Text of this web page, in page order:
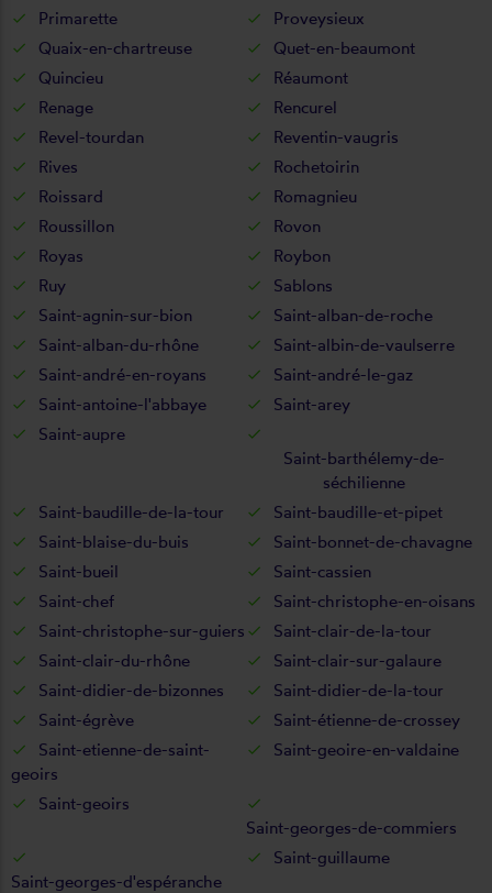
Primarette
Proveysieux
Quaix-en-chartreuse
Quet-en-beaumont
Quincieu
Réaumont
Renage
Rencurel
Revel-tourdan
Reventin-vaugris
Rives
Rochetoirin
Roissard
Romagnieu
Roussillon
Rovon
Royas
Roybon
Ruy
Sablons
Saint-agnin-sur-bion
Saint-alban-de-roche
Saint-alban-du-rhône
Saint-albin-de-vaulserre
Saint-andré-en-royans
Saint-andré-le-gaz
Saint-antoine-l'abbaye
Saint-arey
Saint-aupre
Saint-barthélemy-de-
séchilienne
Saint-baudille-de-la-tour
Saint-baudille-et-pipet
Saint-blaise-du-buis
Saint-bonnet-de-chavagne
Saint-bueil
Saint-cassien
Saint-chef
Saint-christophe-en-oisans
Saint-christophe-sur-guiers
Saint-clair-de-la-tour
Saint-clair-du-rhône
Saint-clair-sur-galaure
Saint-didier-de-bizonnes
Saint-didier-de-la-tour
Saint-égrève
Saint-étienne-de-crossey
Saint-etienne-de-saint-
geoirs
Saint-geoire-en-valdaine
Saint-geoirs
Saint-georges-de-commiers
Saint-georges-d'espéranche
Saint-guillaume